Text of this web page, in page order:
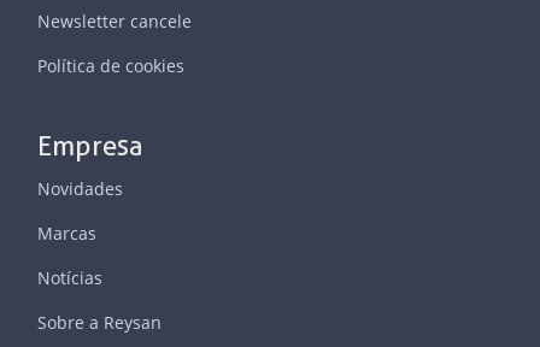
Newsletter cancele
Política de cookies
Empresa
Novidades
Marcas
Notícias
Sobre a Reysan